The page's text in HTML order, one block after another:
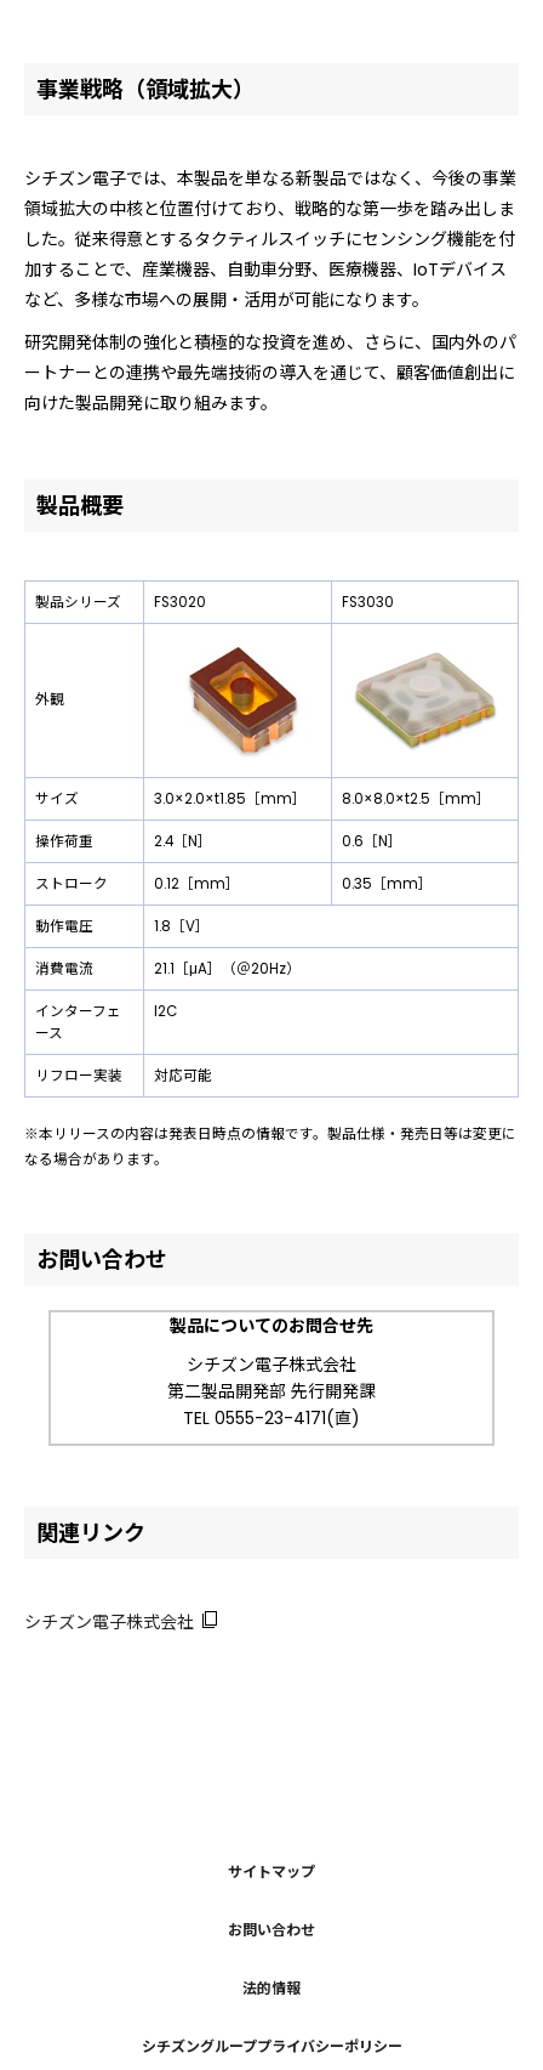
事業戦略（領域拡大）
シチズン電子では、本製品を単なる新製品ではなく、今後の事業
領域拡大の中核と位置付けており、戦略的な第一歩を踏み出しま
した。従来得意とするタクティルスイッチにセンシング機能を付
加することで、産業機器、自動車分野、医療機器、IoTデバイス
など、多様な市場への展開・活用が可能になります。
研究開発体制の強化と積極的な投資を進め、さらに、国内外のパ
ートナーとの連携や最先端技術の導入を通じて、顧客価値創出に
向けた製品開発に取り組みます。
製品概要
製品シリーズ FS3020 FS3030
外観
サイズ 3.0×2.0×t1.85［mm］ 8.0×8.0×t2.5［mm］
操作荷重 2.4［N］ 0.6［N］
ストローク 0.12［mm］ 0.35［mm］
動作電圧 1.8［V］
消費電流 21.1［μA］（＠20Hz）
インターフェ
ース
I2C
リフロー実装 対応可能
※本リリースの内容は発表日時点の情報です。製品仕様・発売日等は変更に
なる場合があります。
お問い合わせ
製品についてのお問合せ先
シチズン電子株式会社
第二製品開発部 先行開発課
TEL 0555-23-4171(直)
関連リンク
シチズン電子株式会社
サイトマップ
お問い合わせ
法的情報
シチズングループプライバシーポリシー